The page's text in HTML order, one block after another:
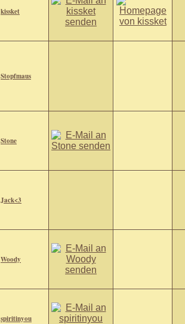
kissket
Stopfmaus
Stone
Jack<3
Woody
spiritinyou